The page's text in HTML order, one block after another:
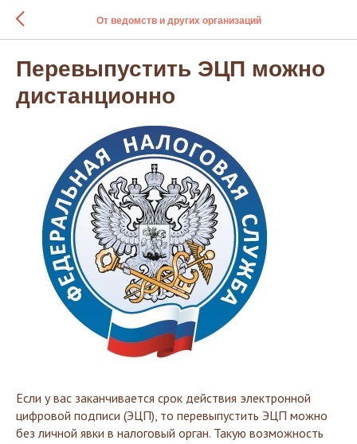
От ведомств и других организаций
Перевыпустить ЭЦП можно
дистанционно
Если у вас заканчивается срок действия электронной
цифровой подписи (ЭЦП), то перевыпустить ЭЦП можно
без личной явки в налоговый орган. Такую возможность